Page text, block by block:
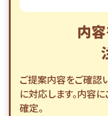
内容
ご提案内容をご確認
に対応します。内容
確定。